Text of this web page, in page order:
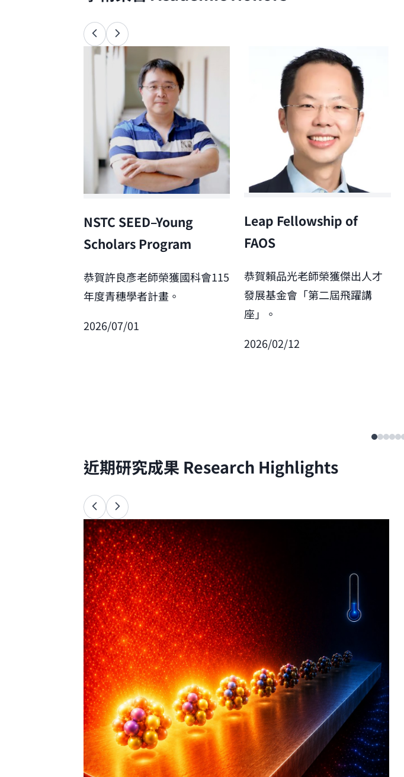
NSTC SEED–Young
Scholars Program
恭賀許良彥老師榮獲國科會115
年度青穗學者計畫。
2026/07/01
Leap Fellowship of
FAOS
恭賀賴品光老師榮獲傑出人才
發展基金會「第二屆飛躍講
座」。
2026/02/12
近期研究成果 Research Highlights